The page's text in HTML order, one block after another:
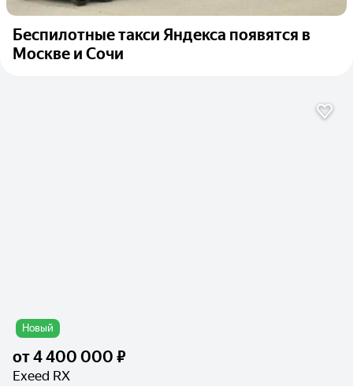
Беспилотные такси Яндекса появятся в
Москве и Сочи
Новый
от4 400 000 ₽
Exeed RX